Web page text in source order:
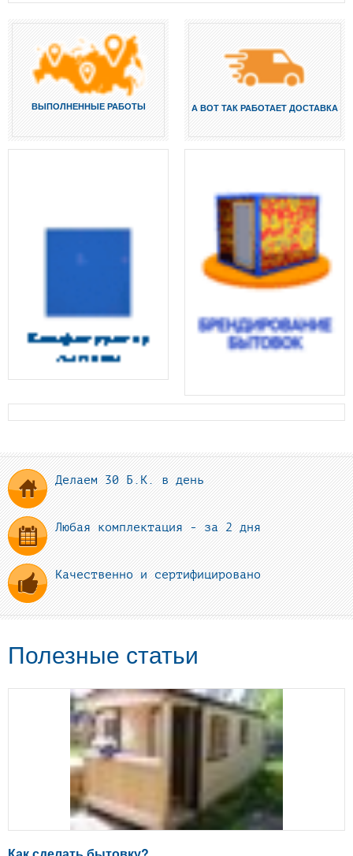
ВЫПОЛНЕННЫЕ РАБОТЫ А ВОТ ТАК РАБОТАЕТ ДОСТАВКА
Делаем 30 Б.К. в день
Любая комплектация - за 2 дня
Качественно и сертифицировано
Полезные статьи